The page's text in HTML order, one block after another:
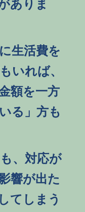
ありま
生活費を
いれば、
額を一方
る」方も
、対応が
響が出た
てしまう